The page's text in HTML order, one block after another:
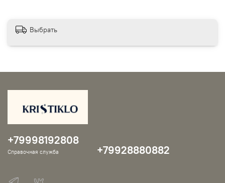
Выбрать
+79998192808
Справочная служба +79928880882